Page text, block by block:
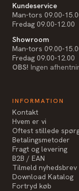
Kundeservice
Man-tors 09.00-
Fredag 09.00-12.00
Showroom
Man-tors 09.00-
Fredag 09.00-12.00
OBS! Ingen
INFORMATION
Kontakt
Hvem er vi
Oftest stillede
Betalingsmetoder
Fragt og levering
B2B / EAN
Tilmeld nyhedsbrev
Download Katalog
Fortryd køb